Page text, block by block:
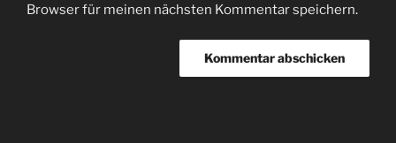
Browser für meinen nächsten Kommentar speichern.